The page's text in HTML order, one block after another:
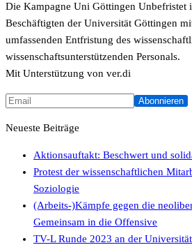
Die Kampagne Uni Göttingen Unbefristet
Beschäftigten der Universität Göttingen
umfassenden Entfristung des
wissenschaftsunterstützenden Personals.
Mit Unterstützung von ver.di
Neueste Beiträge
Aktionsauftakt: Beschwert und
Protest der wissenschaftlichen
Soziologie
(Arbeits-)Kämpfe gegen die
Gemeinsam in die Offensive
TV-L Runde 2023 an der